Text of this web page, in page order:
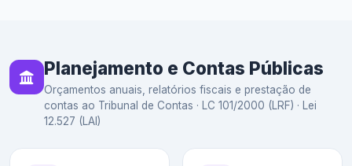
Planejamento e Contas Públicas
Orçamentos anuais, relatórios fiscais e prestação de
contas ao Tribunal de Contas · LC 101/2000 (LRF) · Lei
12.527 (LAI)